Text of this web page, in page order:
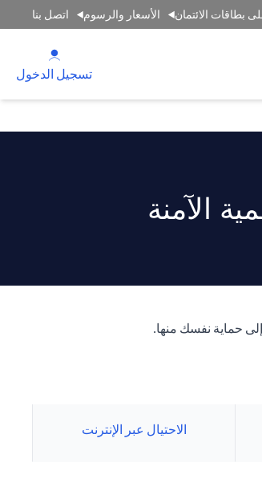
بطاقات الائتمان الأسعار والرسوم اتصل بنا
تسجيل الدخول
الآمنة
حماية نفسك منها.
الاحتيال عبر الإنترنت